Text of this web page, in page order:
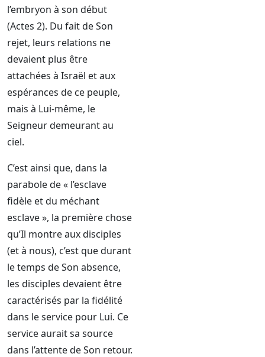
l’embryon à son début
(Actes 2). Du fait de Son
rejet, leurs relations ne
devaient plus être
attachées à Israël et aux
espérances de ce peuple,
mais à Lui-même, le
Seigneur demeurant au
ciel.
C’est ainsi que, dans la
parabole de « l’esclave
fidèle et du méchant
esclave », la première chose
qu’Il montre aux disciples
(et à nous), c’est que durant
le temps de Son absence,
les disciples devaient être
caractérisés par la fidélité
dans le service pour Lui. Ce
service aurait sa source
dans l’attente de Son retour.